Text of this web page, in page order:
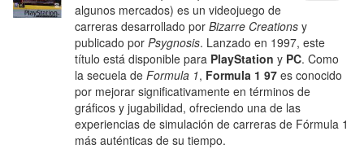
algunos mercados) es un videojuego de
carreras desarrollado porBizarre Creations y
publicado porPsygnosis. Lanzado en 1997, este
título está disponible para PlayStation y PC. Como
la secuela deFormula 1, Formula 1 97 es conocido
por mejorar significativamente en términos de
gráficos y jugabilidad, ofreciendo una de las
experiencias de simulación de carreras de Fórmula 1
más auténticas de su tiempo.